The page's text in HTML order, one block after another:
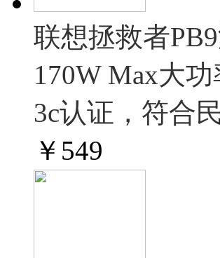
联想拯救者
170W Max大
3c认证，符合
￥ 549